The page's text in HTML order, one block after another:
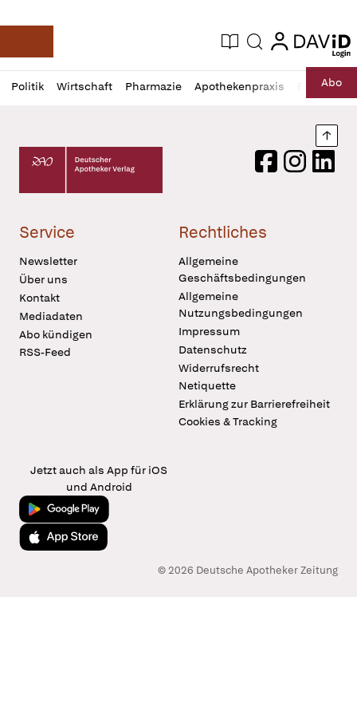
Deutsche Apotheker Zeitung
Aktuelle Ausgabe
Suche login
login
Politik Wirtschaft Pharmazie Apothekenpraxis RechtAbo
Profil
öffnen
Daz
Pur
Deutscher Apotheker Verlag Logo
FacebookInstagram
Service
Newsletter
Über uns
Kontakt
Mediadaten
Abo kündigen
RSS-Feed
Rechtliches
Allgemeine
Geschäftsbedingungen
Allgemeine
Nutzungsbedingungen
Impressum
Datenschutz
Widerrufsrecht
Netiquette
Erklärung zur Barrierefreiheit
Cookies & Tracking
Jetzt auch als App für iOS
und Android
Jetzt bei Google Play
Laden im App Store
© 2026 Deutsche Apotheker Zeitung